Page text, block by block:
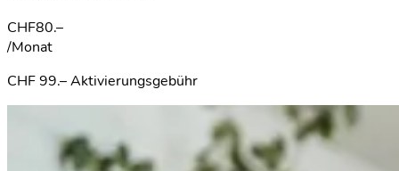
CHF80.–
/Monat
CHF 99.– Aktivierungsgebühr